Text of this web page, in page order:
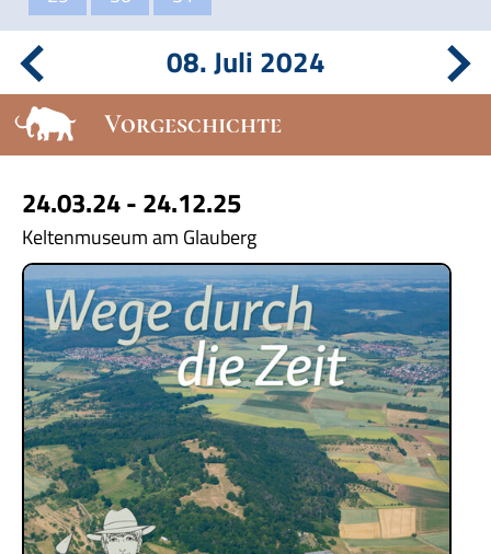
08. Juli 2024
Vorgeschichte
24.03.24 - 24.12.25
Keltenmuseum am Glauberg